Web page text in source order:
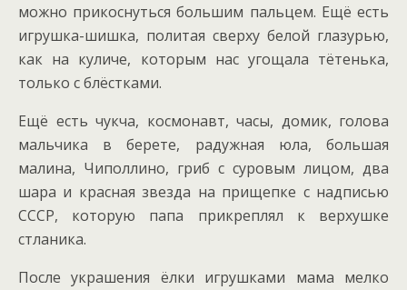
можно прикоснуться большим пальцем. Ещё есть
игрушка-шишка, политая сверху белой глазурью,
как на куличе, которым нас угощала тётенька,
только с блёстками.
Ещё есть чукча, космонавт, часы, домик, голова
мальчика в берете, радужная юла, большая
малина, Чиполлино, гриб с суровым лицом, два
шара и красная звезда на прищепке с надписью
СССР, которую папа прикреплял к верхушке
стланика.
После украшения ёлки игрушками мама мелко